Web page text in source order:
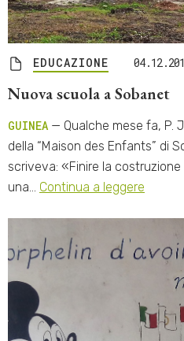
EDUCAZIONE
Nuova scuola a Sobanet
GUINEA — Qualche mese fa, P.
della “Maison des Enfants” di
scriveva: «Finire la
una… Continua a leggere